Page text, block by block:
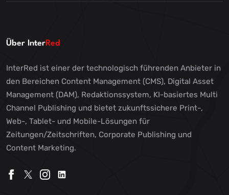
Über InterRed
InterRed ist einer der technologisch führenden Anbieter in
den Bereichen Content Management (CMS), Digital Asset
Management (DAM), Redaktionssystem, KI-basiertes Multi
Channel Publishing und bietet zukunftssichere Print-,
Web-, Tablet- und Mobile-Lösungen für
Zeitungen/Zeitschriften, Corporate Publishing und
Content Marketing.